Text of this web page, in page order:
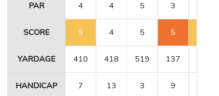
PAR 4 4 5 3
SCORE 5 4 5 5
YARDAGE 410 418 519 137
HANDICAP 7 13 3 9